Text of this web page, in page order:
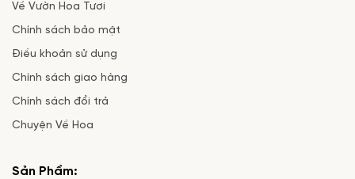
Về Vườn Hoa Tươi
Chính sách bảo mật
Điều khoản sử dụng
Chính sách giao hàng
Chính sách đổi trả
Chuyện Về Hoa
Sản Phẩm: